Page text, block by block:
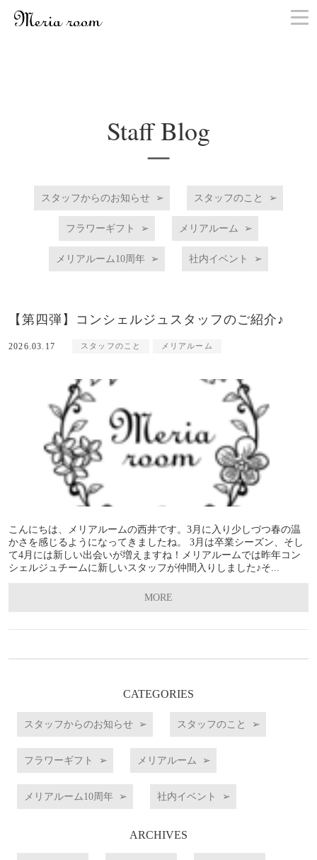
お問い合わせ
Staff Blog
スタッフからのお知らせ スタッフのこと
フラワーギフト メリアルーム
メリアルーム10周年 社内イベント
【第四弾】コンシェルジュスタッフのご紹介♪
2026.03.17 スタッフのこと メリアルーム
こんにちは、メリアルームの西井です。3月に入り少しづつ春の温
かさを感じるようになってきましたね。 3月は卒業シーズン、そし
て4月には新しい出会いが増えますね！メリアルームでは昨年コン
シェルジュチームに新しいスタッフが仲間入りしました♪そ...
MORE
CATEGORIES
スタッフからのお知らせ スタッフのこと
フラワーギフト メリアルーム
メリアルーム10周年 社内イベント
ARCHIVES